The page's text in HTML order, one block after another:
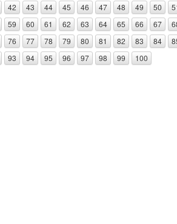
42 43 44 45 46 47 48 49 50
59 60 61 62 63 64 65 66 67
76 77 78 79 80 81 82 83 84
93 94 95 96 97 98 99 100